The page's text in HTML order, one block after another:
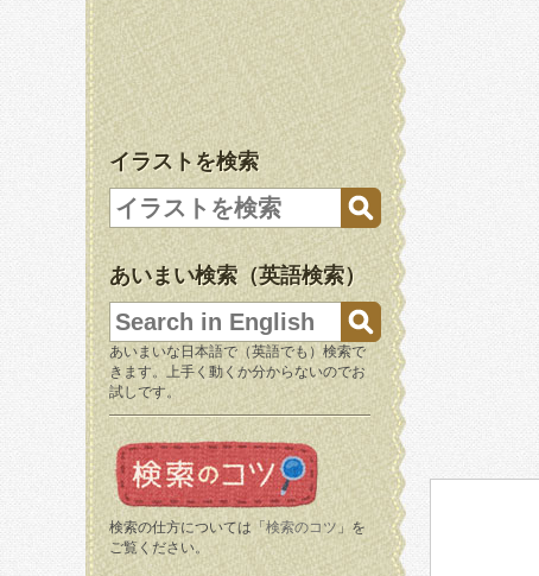
イラストを検索
あいまい検索（英語検索）
あいまいな日本語で（英語でも）検索で
きます。上手く動くか分からないのでお
試しです。
検索の仕方については「 検索のコツ 」を
ご覧ください。